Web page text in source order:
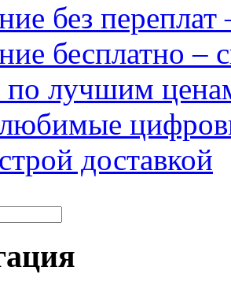
без
бесплатно –
лучшим
доставкой